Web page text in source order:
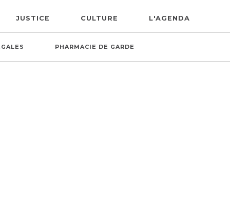
JUSTICE CULTURE L'AGENDA
PHARMACIE DE GARDE